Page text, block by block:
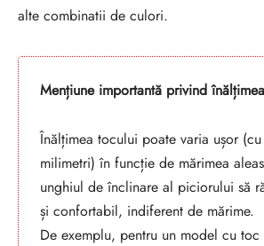
alte combinatii de culori.
Mențiune importantă privind
Înălțimea tocului poate varia ușor
milimetri) în funcție de mărimea
unghiul de înclinare al piciorului să
și confortabil, indiferent de mărime.
De exemplu, pentru un model cu